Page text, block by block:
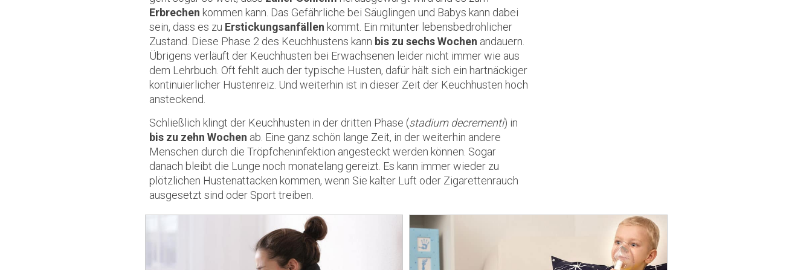
Erbrechen kommen kann. Das Gefährliche bei Säuglingen und Babys kann dabei
sein, dass es zu Erstickungsanfällen kommt. Ein mitunter lebensbedrohlicher
Zustand. Diese Phase 2 des Keuchhustens kann bis zu sechs Wochen andauern.
Übrigens verläuft der Keuchhusten bei Erwachsenen leider nicht immer wie aus
dem Lehrbuch. Oft fehlt auch der typische Husten, dafür hält sich ein hartnäckiger
kontinuierlicher Hustenreiz. Und weiterhin ist in dieser Zeit der Keuchhusten hoch
ansteckend.
Schließlich klingt der Keuchhusten in der dritten Phase (stadium decrementi) in
bis zu zehn Wochen ab. Eine ganz schön lange Zeit, in der weiterhin andere
Menschen durch die Tröpfcheninfektion angesteckt werden können. Sogar
danach bleibt die Lunge noch monatelang gereizt. Es kann immer wieder zu
plötzlichen Hustenattacken kommen, wenn Sie kalter Luft oder Zigarettenrauch
ausgesetzt sind oder Sport treiben.